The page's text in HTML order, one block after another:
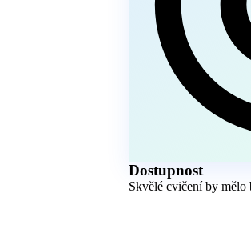
Dostupnost
Skvělé cvičení by mělo